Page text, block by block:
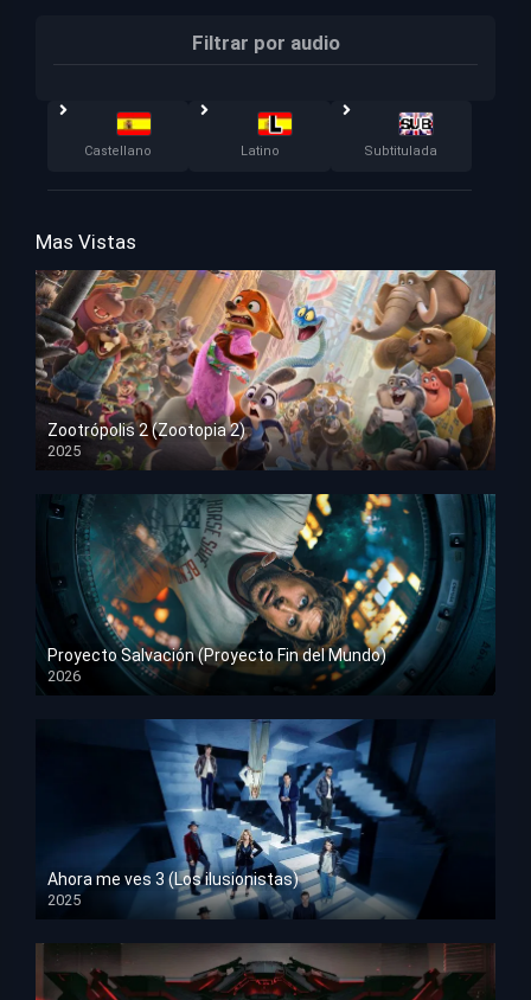
Filtrar por audio
Castellano Latino Subtitulada
Mas Vistas
Zootrópolis 2 (Zootopia 2)
2025
HD 1080p
Proyecto Salvación (Proyecto Fin del Mundo)
2026
HD 1080p
Ahora me ves 3 (Los ilusionistas)
2025
HD 1080p